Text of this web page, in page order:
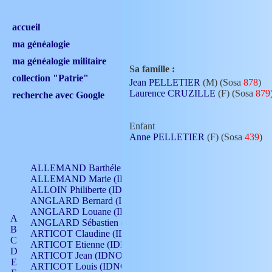
accueil
ma généalogie
ma généalogie militaire
collection "Patrie"
recherche avec Google
A
B
C
D
E
ALLEMAND Barthélemy (IDNO 330)
ALLEMAND Marie (IDNO 165)
ALLOIN Philiberte (IDNO 449)
ANGLARD Bernard (IDNO 4)
ANGLARD Louane (IDNO 4)
ANGLARD Sébastien (IDNO 4)
ARTICOT Claudine (IDNO 105)
ARTICOT Etienne (IDNO 420)
ARTICOT Jean (IDNO 210)
ARTICOT Louis (IDNO 420)
Sa famille :
Jean PELLETIER (M) (Sosa 878)
Laurence CRUZILLE (F) (Sosa 879
Enfant
Anne PELLETIER (F) (Sosa 439)